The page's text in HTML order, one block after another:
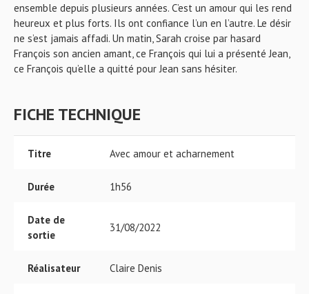
ensemble depuis plusieurs années. C’est un amour qui les rend
heureux et plus forts. Ils ont confiance l’un en l’autre. Le désir
ne s’est jamais affadi. Un matin, Sarah croise par hasard
François son ancien amant, ce François qui lui a présenté Jean,
ce François qu’elle a quitté pour Jean sans hésiter.
FICHE TECHNIQUE
Titre Avec amour et acharnement
Durée 1h56
Date de
sortie
31/08/2022
Réalisateur Claire Denis